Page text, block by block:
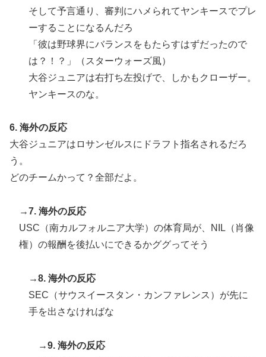
そして予言通り、審判にハメられてヤンキースでプレ
ーすることになるんだろ
「彼は野球界にバランスをもたらすはずだったので
は？！？」（スターウォーズ風）
大谷ジュニアは右打ち左投げで、しかもクローザー。
ヤンキースのな。
6. 海外の反応
大谷ジュニアはロサンゼルスにドラフト指名されるだろ
う。
どのチームかって？全部だよ。
→7. 海外の反応
USC（南カルフォルニア大学）の体育局が、NIL（肖像
権）の報酬を後払いにできるかググってそう
→8. 海外の反応
SEC（サウスイースタン・カンファレンス）が先に
手を出さなければな
→9. 海外の反応